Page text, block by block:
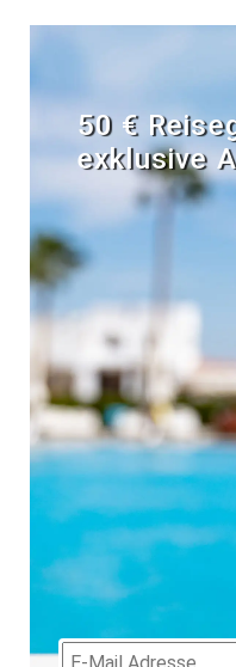
50 €
exklusive